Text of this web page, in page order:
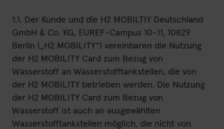
Kontakt
Impressum
Datenschutz
1.1. Der Kunde und die H2 MOBILTIY Deutschland
GmbH & Co. KG, EUREF-Campus 10-11, 10829
Berlin („H2 MOBILITY“) vereinbaren die Nutzung
der H2 MOBILITY Card zum Bezug von
Wasserstoff an Wasserstofftankstellen, die von
der H2 MOBILITY betrieben werden. Die Nutzung
der H2 MOBILITY Card zum Bezug von
Wasserstoff ist auch an ausgewählten
Wasserstofftankstellen möglich, die nicht von